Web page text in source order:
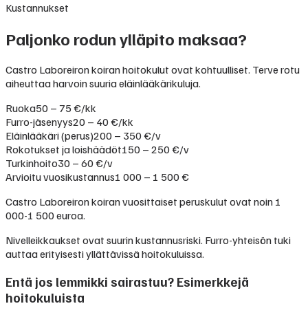
Kustannukset
Paljonko rodun ylläpito maksaa?
Castro Laboreiron koiran hoitokulut ovat kohtuulliset. Terve rotu
aiheuttaa harvoin suuria eläinlääkärikuluja.
Ruoka50 – 75 €/kk
Furro-jäsenyys20 – 40 €/kk
Eläinlääkäri (perus)200 – 350 €/v
Rokotukset ja loishäädöt150 – 250 €/v
Turkinhoito30 – 60 €/v
Arvioitu vuosikustannus1 000 – 1 500 €
Castro Laboreiron koiran vuosittaiset peruskulut ovat noin 1
000-1 500 euroa.
Nivelleikkaukset ovat suurin kustannusriski. Furro-yhteisön tuki
auttaa erityisesti yllättävissä hoitokuluissa.
Entä jos lemmikki sairastuu? Esimerkkejä
hoitokuluista